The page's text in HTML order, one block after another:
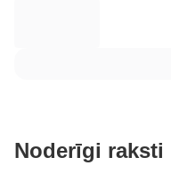
Noderīgi raksti